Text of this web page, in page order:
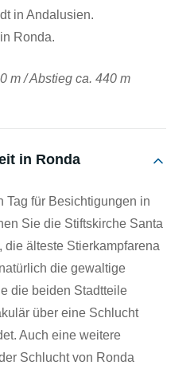
in Andalusien.
Ronda.
m / Abstieg ca. 440 m
in Ronda
Tag für Besichtigungen in
Sie die Stiftskirche Santa
die älteste Stierkampfarena
die gewaltige
die beiden Stadtteile
über eine Schlucht
Auch eine weitere
Schlucht von Ronda